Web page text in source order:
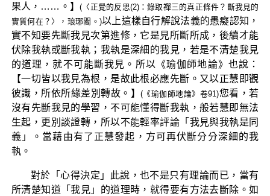
果人，……。】(〈正覺的反思(2)：錄取禪三的真正條件？斷我見的
實質何在？〉，琅琊閣。)以上這樣自行解說法義的愚癡認知，
實不知要先斷我見次第進修，它是見所斷所成，後續才能
伏除我執或斷我執；我執是深細的我見，若是不清楚我見
的道理，就不可能斷我見。所以《瑜伽師地論》也說：
【一切皆以我見為根，是故此根必應先斷。又以正慧即觀
彼識，所依所緣差別轉故。】 (《瑜伽師地論》卷91)您看，若
沒有先斷我見的學習，不可能懂得斷我執，般若慧即無法
生起，更別談證轉，所以不能輕率評論「我見與我執是同
義」。當藉由有了正慧發起，方可再伏斷分分深細的我
執。
對於「心得決定」此說，也不是只有理論而已，當有
所清楚知道「我見」的道理時，就得要有方法去斷除。如